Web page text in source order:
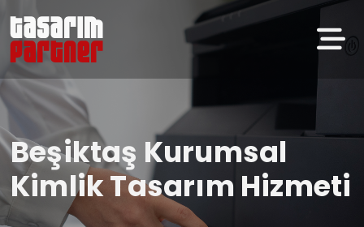
Beşiktaş Kurumsal
Kimlik Tasarım Hizmeti